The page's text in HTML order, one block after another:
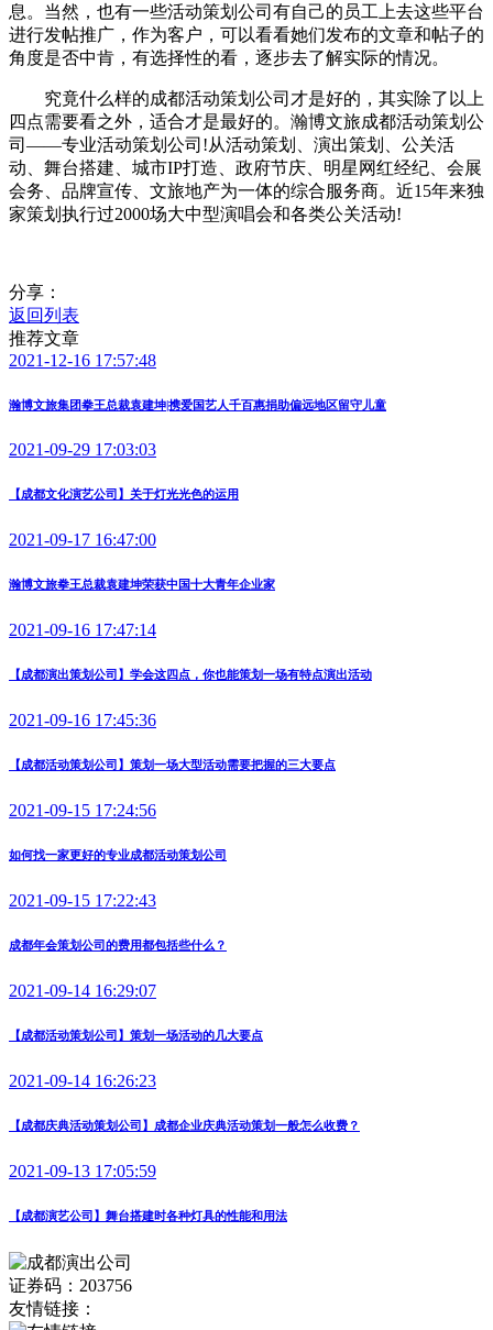
息。当然，也有一些活动策划公司有自己的员工上去这些平台
进行发帖推广，作为客户，可以看看她们发布的文章和帖子的
角度是否中肯，有选择性的看，逐步去了解实际的情况。
究竟什么样的成都活动策划公司才是好的，其实除了以上
四点需要看之外，适合才是最好的。瀚博文旅成都活动策划公
司——专业活动策划公司!从活动策划、演出策划、公关活
动、舞台搭建、城市IP打造、政府节庆、明星网红经纪、会展
会务、品牌宣传、文旅地产为一体的综合服务商。近15年来独
家策划执行过2000场大中型演唱会和各类公关活动!
分享：
返回列表
推荐文章
2021-12-16 17:57:48
瀚博文旅集团拳王总裁袁建坤|携爱国艺人千百惠捐助偏远地区留守儿童
2021-09-29 17:03:03
【成都文化演艺公司】关于灯光光色的运用
2021-09-17 16:47:00
瀚博文旅拳王总裁袁建坤荣获中国十大青年企业家
2021-09-16 17:47:14
【成都演出策划公司】学会这四点，你也能策划一场有特点演出活动
2021-09-16 17:45:36
【成都活动策划公司】策划一场大型活动需要把握的三大要点
2021-09-15 17:24:56
如何找一家更好的专业成都活动策划公司
2021-09-15 17:22:43
成都年会策划公司的费用都包括些什么？
2021-09-14 16:29:07
【成都活动策划公司】策划一场活动的几大要点
2021-09-14 16:26:23
【成都庆典活动策划公司】成都企业庆典活动策划一般怎么收费？
2021-09-13 17:05:59
【成都演艺公司】舞台搭建时各种灯具的性能和用法
证券码：203756
友情链接：